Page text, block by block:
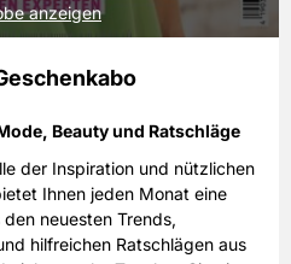
anzeigen
Beauty und Ratschläge
der Inspiration und nützlichen
Ihnen jeden Monat eine
neuesten Trends,
hilfreichen Ratschlägen aus